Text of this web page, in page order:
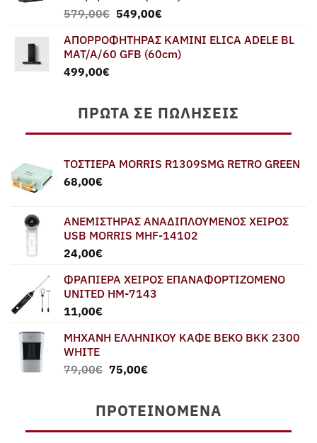
579,00€ Original
was:
579,00€.
549,00€Η
τιμή
είναι:
ΑΠΟΡΡΟΦΗΤΗΡΑΣ ΚΑΜΙΝΙ ELICA ADELE BL
MAT/A/60 GFB (60cm)
499,00€
ΠΡΏΤΑ ΣΕ ΠΩΛΉΣΕΙΣ
ΤΟΣΤΙΕΡΑ MORRIS R1309SMG RETRO GREEN
68,00€
ΑΝΕΜΙΣΤΗΡΑΣ ΑΝΑΔΙΠΛΟΥΜΕΝΟΣ ΧΕΙΡΟΣ
USB MORRIS MHF-14102
24,00€
ΦΡΑΠΙΕΡΑ ΧΕΙΡΟΣ ΕΠΑΝΑΦΟΡΤΙΖΟΜΕΝΟ
UNITED HM-7143
11,00€
ΜΗΧΑΝΗ ΕΛΛΗΝΙΚΟΥ ΚΑΦΕ BEKO BKK 2300
WHITE
79,00€ Original
79,00€.
75,00€Η
είναι:
75,00€.
ΠΡΟΤΕΙΝΌΜΕΝΑ